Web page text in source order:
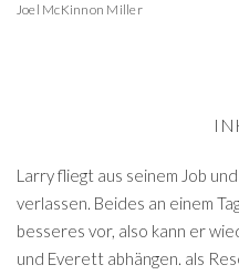
Joel McKinnon Miller
Larry fliegt aus seinem Job
verlassen. Beides an einem
besseres vor, also kann er
und Everett abhängen. als